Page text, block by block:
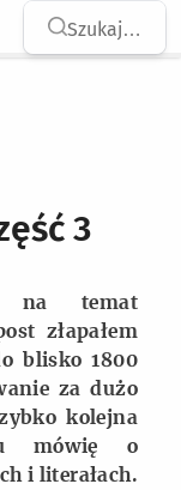
3
na temat
złapałem
blisko 1800
za dużo
kolejna
mówię o
i literałach.
Szukajna
…